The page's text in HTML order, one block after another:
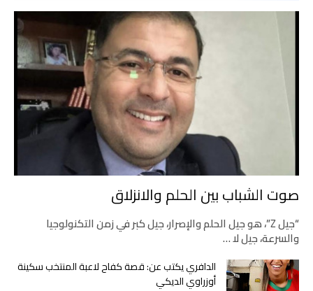
صوت الشباب بين الحلم والانزلاق
“جيل Z”، هو جيل الحلم والإصرار، جيل كبر في زمن التكنولوجيا
والسرعة، جيل لا …
الدافري يكتب عن: قصة كفاح لاعبة المنتخب سكينة
أوزراوي الديكي